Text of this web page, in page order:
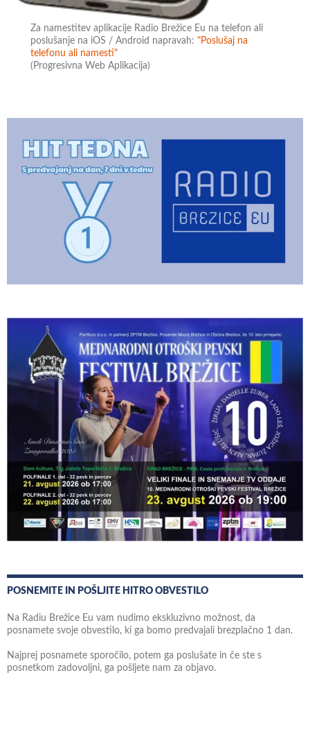
Za namestitev aplikacije Radio Brežice Eu na telefon ali
poslušanje na iOS / Android napravah:"Poslušaj na
telefonu ali namesti"
(Progresivna Web Aplikacija)
POSNEMITE IN POŠLJITE HITRO OBVESTILO
Na Radiu Brežice Eu vam nudimo ekskluzivno možnost, da
posnamete svoje obvestilo, ki ga bomo predvajali brezplačno 1 dan.
Najprej posnamete sporočilo, potem ga poslušate in če ste s
posnetkom zadovoljni, ga pošljete nam za objavo.